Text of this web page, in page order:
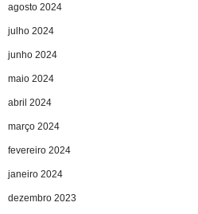
agosto 2024
julho 2024
junho 2024
maio 2024
abril 2024
março 2024
fevereiro 2024
janeiro 2024
dezembro 2023